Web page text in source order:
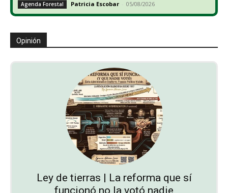
Agenda Forestal Patricia Escobar - 05/08/2026
Opinión
Ley de tierras | La reforma que sí
funcionó no la votó nadie